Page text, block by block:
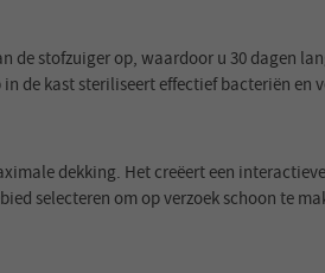
stofzuiger op, waardoor u 30 dagen
de kast steriliseert effectief bacteriën en
dekking. Het creëert een
selecteren om op verzoek schoon te